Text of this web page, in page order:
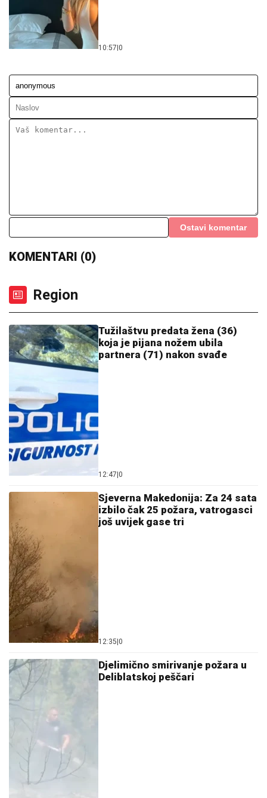
10:57 0
Ostavi komentar
KOMENTARI (0)
Region
Tužilaštvu predata žena (36)
koja je pijana nožem ubila
partnera (71) nakon svađe
12:47 0
Sjeverna Makedonija: Za 24 sata
izbilo čak 25 požara, vatrogasci
još uvijek gase tri
12:35 0
Djelimično smirivanje požara u
Deliblatskoj peščari